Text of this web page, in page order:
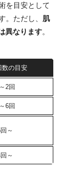
を目安として
。ただし、 肌
異なります。
数の目安
2回
6回
～
～